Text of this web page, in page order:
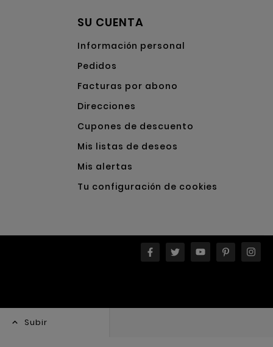
SU CUENTA
Información personal
Pedidos
Facturas por abono
Direcciones
Cupones de descuento
Mis listas de deseos
Mis alertas
Tu configuración de cookies
 Subir